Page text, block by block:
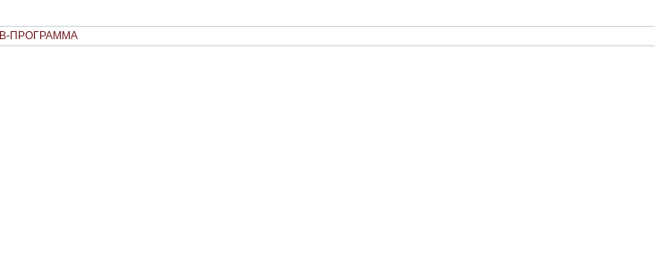
ПРОГРАММА